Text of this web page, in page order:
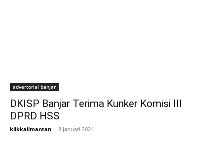
advertorial banjar
DKISP Banjar Terima Kunker Komisi III
DPRD HSS
klikkalimantan - 8 Januari 2024